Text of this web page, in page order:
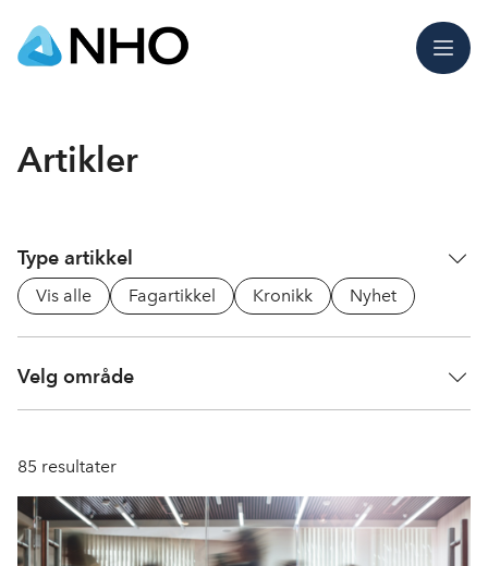
Meny
Artikler
Type artikkel
Vis alle Fagartikkel Kronikk Nyhet
Velg område
85 resultater